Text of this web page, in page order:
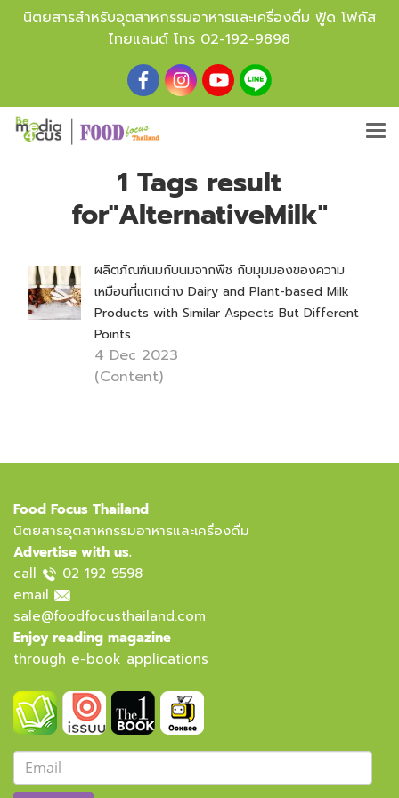
นิตยสารสำหรับอุตสาหกรรมอาหารและเครื่องดื่ม ฟู้ด โฟกัส
ไทยแลนด์ โทร 02-192-9898
1 Tags result
for"AlternativeMilk"
ผลิตภัณฑ์นมกับนมจากพืช กับมุมมองของความ
เหมือนที่แตกต่าง Dairy and Plant-based Milk
Products with Similar Aspects But Different
Points
4 Dec 2023
(Content)
Food Focus Thailand
นิตยสารอุตสาหกรรมอาหารและเครื่องดื่ม
Advertise with us.
call
02 192 9598
email
sale@foodfocusthailand.com
Enjoy reading magazine
through e-book applications